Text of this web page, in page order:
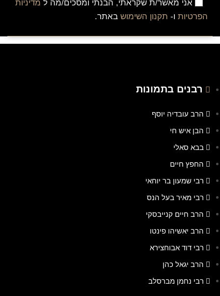
אני מאשר/ת שקראתי, הבנתי ומסכים/מה ל מדיניות
הפרטיות ו- תקנון השימוש באתר.
רבנים בתמונות
הרב עובדיה יוסף
הבן איש חי
בבא סאלי
החפץ חיים
רבי שמעון בר יוחאי
רבי מאיר בעל הנס
הרב חיים קנייבסקי
הרב יאשיהו פינטו
רבי דוד אבוחצירא
הרב יגאל כהן
רבי נחמן מברסלב